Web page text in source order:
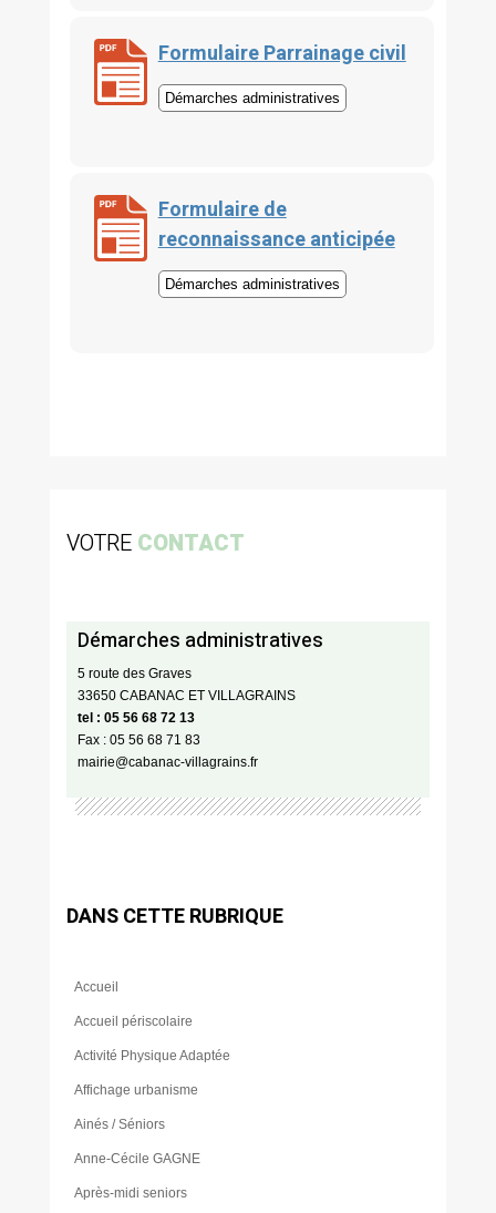
Formulaire Parrainage civil
Démarches administratives
Formulaire de
reconnaissance anticipée
Démarches administratives
VOTRE CONTACT
Démarches administratives
5 route des Graves
33650 CABANAC ET VILLAGRAINS
tel : 05 56 68 72 13
Fax : 05 56 68 71 83
mairie@cabanac-villagrains.fr
DANS CETTE RUBRIQUE
Accueil
Accueil périscolaire
Activité Physique Adaptée
Affichage urbanisme
Ainés / Séniors
Anne-Cécile GAGNE
Après-midi seniors